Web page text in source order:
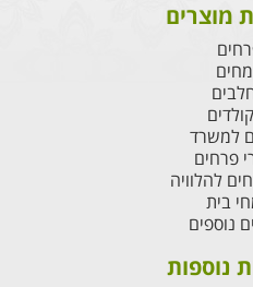
מוצרים
למשרד
פרחים
להלוויה
בית
נוספים
נוספות